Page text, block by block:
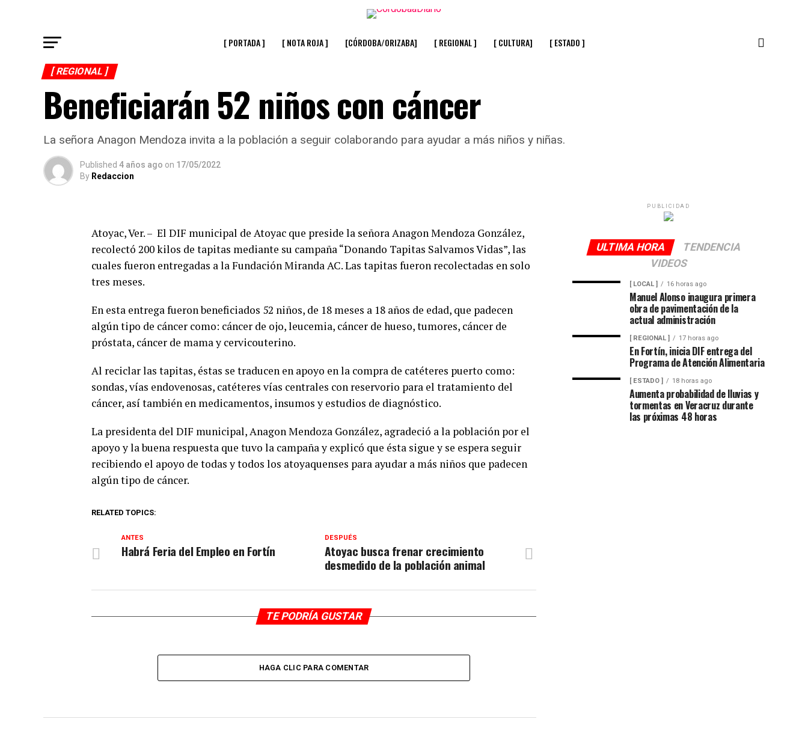
[ PORTADA ] [ NOTA ROJA ] [CÓRDOBA/ORIZABA] [ REGIONAL ] [ CULTURA] [ ESTADO ]
[ REGIONAL ]
Beneficiarán 52 niños con cáncer
La señora Anagon Mendoza invita a la población a seguir colaborando para ayudar a más niños y niñas.
Published 4 años ago on 17/05/2022
By Redaccion
Atoyac, Ver. – El DIF municipal de Atoyac que preside la señora Anagon Mendoza González,
recolectó 200 kilos de tapitas mediante su campaña “Donando Tapitas Salvamos Vidas”, las
cuales fueron entregadas a la Fundación Miranda AC. Las tapitas fueron recolectadas en solo
tres meses.
En esta entrega fueron beneficiados 52 niños, de 18 meses a 18 años de edad, que padecen
algún tipo de cáncer como: cáncer de ojo, leucemia, cáncer de hueso, tumores, cáncer de
próstata, cáncer de mama y cervicouterino.
Al reciclar las tapitas, éstas se traducen en apoyo en la compra de catéteres puerto como:
sondas, vías endovenosas, catéteres vías centrales con reservorio para el tratamiento del
cáncer, así también en medicamentos, insumos y estudios de diagnóstico.
La presidenta del DIF municipal, Anagon Mendoza González, agradeció a la población por el
apoyo y la buena respuesta que tuvo la campaña y explicó que ésta sigue y se espera seguir
recibiendo el apoyo de todas y todos los atoyaquenses para ayudar a más niños que padecen
algún tipo de cáncer.
RELATED TOPICS:
DESPUÉS
Atoyac busca frenar crecimiento
desmedido de la población animal
ANTES
Habrá Feria del Empleo en Fortín
TE PODRÍA GUSTAR
HAGA CLIC PARA COMENTAR
PUBLICIDAD
ULTIMA HORA
TENDENCIA
VIDEOS
[ LOCAL ] 16 horas ago
Manuel Alonso inaugura primera
obra de pavimentación de la
actual administración
[ REGIONAL ] 17 horas ago
En Fortín, inicia DIF entrega del
Programa de Atención Alimentaria
[ ESTADO ] 18 horas ago
Aumenta probabilidad de lluvias y
tormentas en Veracruz durante
las próximas 48 horas